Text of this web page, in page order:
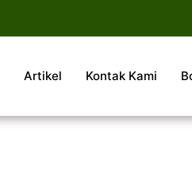
Artikel Kontak Kami